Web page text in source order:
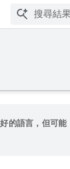
的語言，但可能